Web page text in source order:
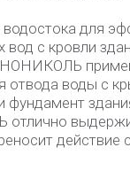
для
с кровли
воды с
фундамент
действие